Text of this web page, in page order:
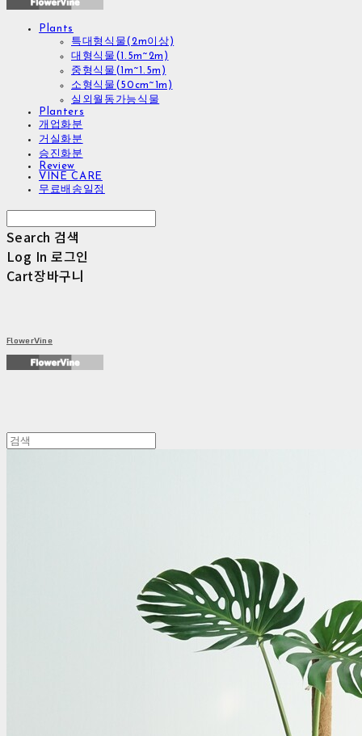
Plants
특대형식물(2m이상)
대형식물(1.5m~2m)
중형식물(1m~1.5m)
소형식물(50cm~1m)
실외월동가능식물
Planters
개업화분
거실화분
승진화분
Review
VINE CARE
무료배송일정
Search 검색
Log In 로그인
Cart장바구니
FlowerVine